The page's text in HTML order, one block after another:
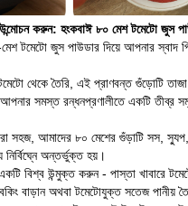
করুন: হংকবাঈ ৮০ মেশ টমেটো জুস
মেশ টমেটো জুস পাউডার দিয়ে আপনার স্বাদ
থেকে তৈরি, এই প্রাণবন্ত গুঁড়োটি
সমস্ত রন্ধনপ্রণালীতে একটি তীব্র
সহজ, আমাদের ৮০ মেশের গুঁড়াটি সস,
নির্বিঘ্নে অন্তর্ভুক্ত হয়।
বিশ্ব উন্মুক্ত করুন - পাস্তা খাবারে
বাড়ান অথবা টমেটোযুক্ত সতেজ পানীয়